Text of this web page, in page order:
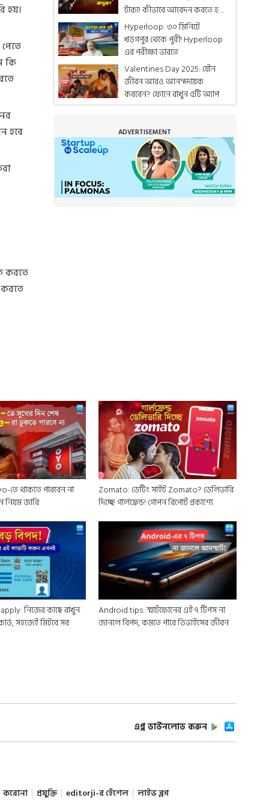
হয়।
কি
হবে
করতে
করতে
টাকা! কীভাবে আবেদন করতে হয়
জানেন?
Hyperloop: ৩০ মিনিটে
খড়গপুর থেকে পুরী! Hyperloop
এর পরীক্ষা ভারতে
Valentines Day 2025: যৌন
জীবন আরও আনন্দদায়ক
করবেন? ফোনে রাখুন ৫টি অ্যাপ
ADVERTISEMENT
তে থাকতে পারবেন না
নিয়ম জারি
Zomato: ডেটিং সাইট Zomato? ডেলিভারি
দিচ্ছে গার্লফ্রেন্ড! গোপন রিপোর্ট প্রকাশ্যে
নিজের কাছে রাখুন
সহজেই মিটবে সব
Android tips: স্মার্টফোনের এই ৭ টিপস না
জানলে বিপদ, কমতে পারে ডিভাইসের জীবন
এপ্প ডাউনলোড করুন
করোনা প্রযুক্তি editorji-র হেঁশেল লাইভ ব্লগ